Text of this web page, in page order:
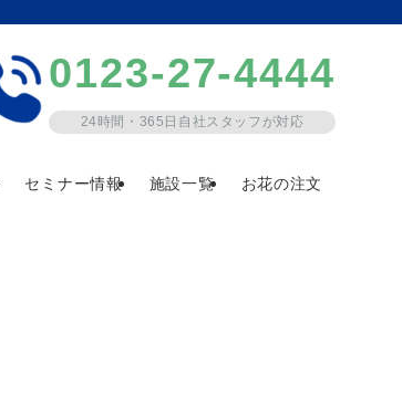
セミナー情報 施設一覧 お花の注文
0123-27-4444
24時間・365日自社スタッフが対応